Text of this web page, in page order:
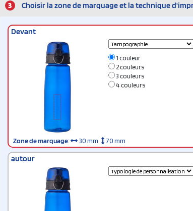
3 Choisir la zone de marquage et la technique
Devant
1 couleur
2 couleurs
3 couleurs
4 couleurs
Zone de marquage: 30 mm 70 mm
autour